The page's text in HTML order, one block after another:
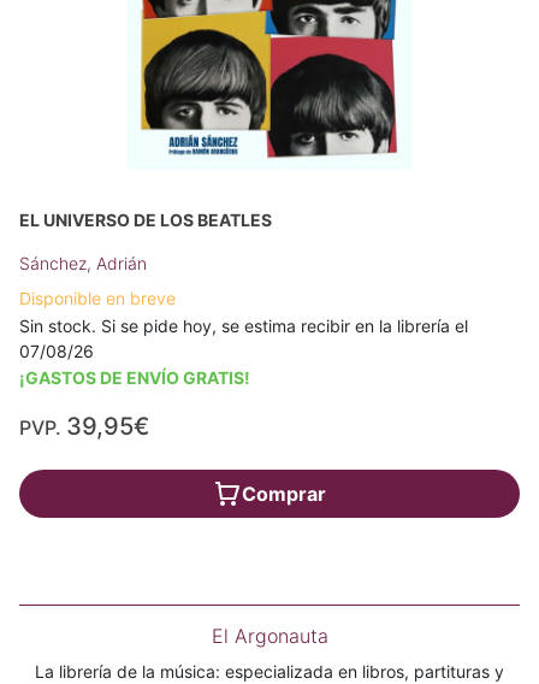
EL UNIVERSO DE LOS BEATLES
Sánchez, Adrián
Disponible en breve
Sin stock. Si se pide hoy, se estima recibir en la librería el
07/08/26
¡GASTOS DE ENVÍO GRATIS!
PVP. 39,95€
Comprar
El Argonauta
La librería de la música: especializada en libros, partituras y